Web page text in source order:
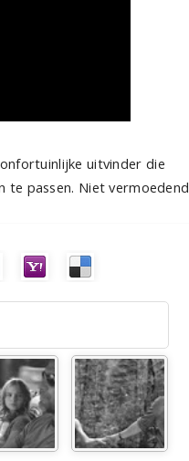
uitvinder die
te passen. Niet vermoedend